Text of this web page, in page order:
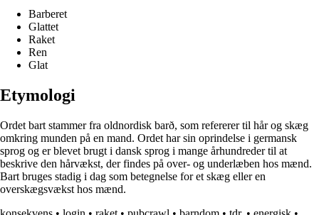
Barberet
Glattet
Raket
Ren
Glat
Etymologi
Ordet bart stammer fra oldnordisk barð, som refererer til hår og skæg
omkring munden på en mand. Ordet har sin oprindelse i germansk
sprog og er blevet brugt i dansk sprog i mange århundreder til at
beskrive den hårvækst, der findes på over- og underlæben hos mænd.
Bart bruges stadig i dag som betegnelse for et skæg eller en
overskægsvækst hos mænd.